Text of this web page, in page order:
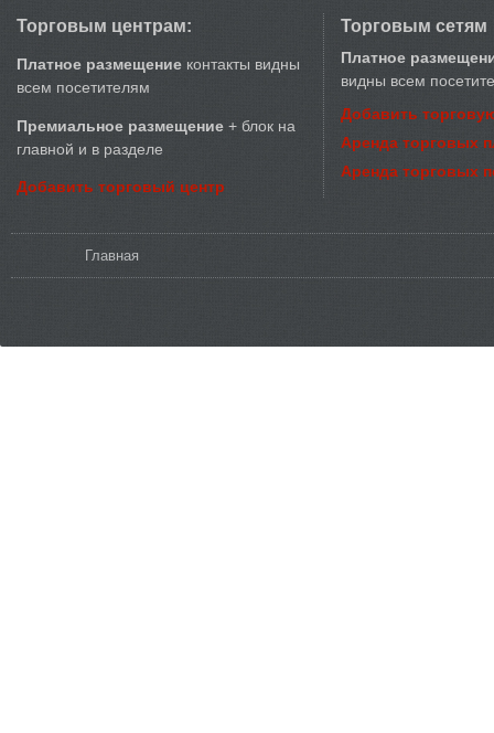
Торговым центрам:
Платное размещение контакты видны
всем посетителям
Премиальное размещение + блок на
главной и в разделе
Добавить торговый центр
Торговым сетям
Платное
видны всем
Добавить
Аренда торговых
Аренда торговых
Главная